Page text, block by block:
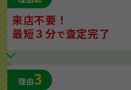
来店不要！
最短３分で査定完了
理由3